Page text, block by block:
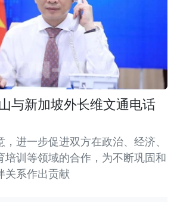
与新加坡外长维文通电话
进一步促进双方在政治、经济、
培训等领域的合作，为不断巩固和
关系作出贡献